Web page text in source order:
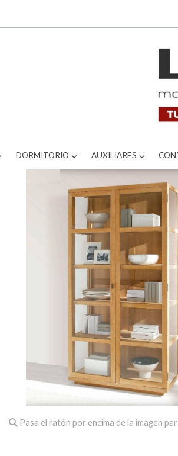
DORMITORIO AUXILIARES
Pasa el ratón por encima de la imagen